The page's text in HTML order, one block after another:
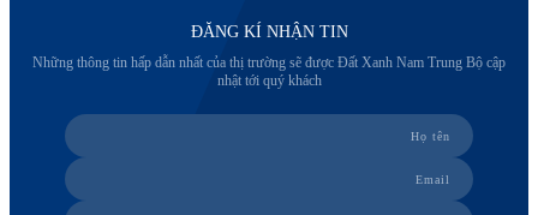
ĐĂNG KÍ NHẬN TIN
Những thông tin hấp dẫn nhất của thị trường sẽ được Đất Xanh Nam Trung Bộ cập
nhật tới quý khách